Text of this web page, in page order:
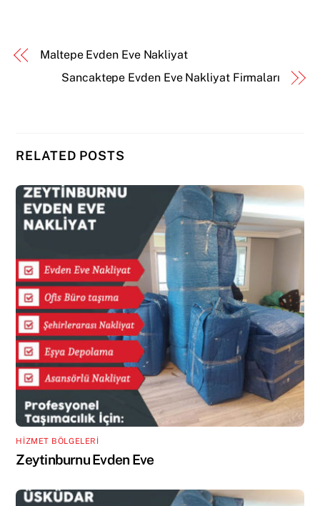
Maltepe Evden Eve Nakliyat
Sancaktepe Evden Eve Nakliyat Firmaları
RELATED POSTS
HİZMET BÖLGELERİ
Zeytinburnu Evden Eve